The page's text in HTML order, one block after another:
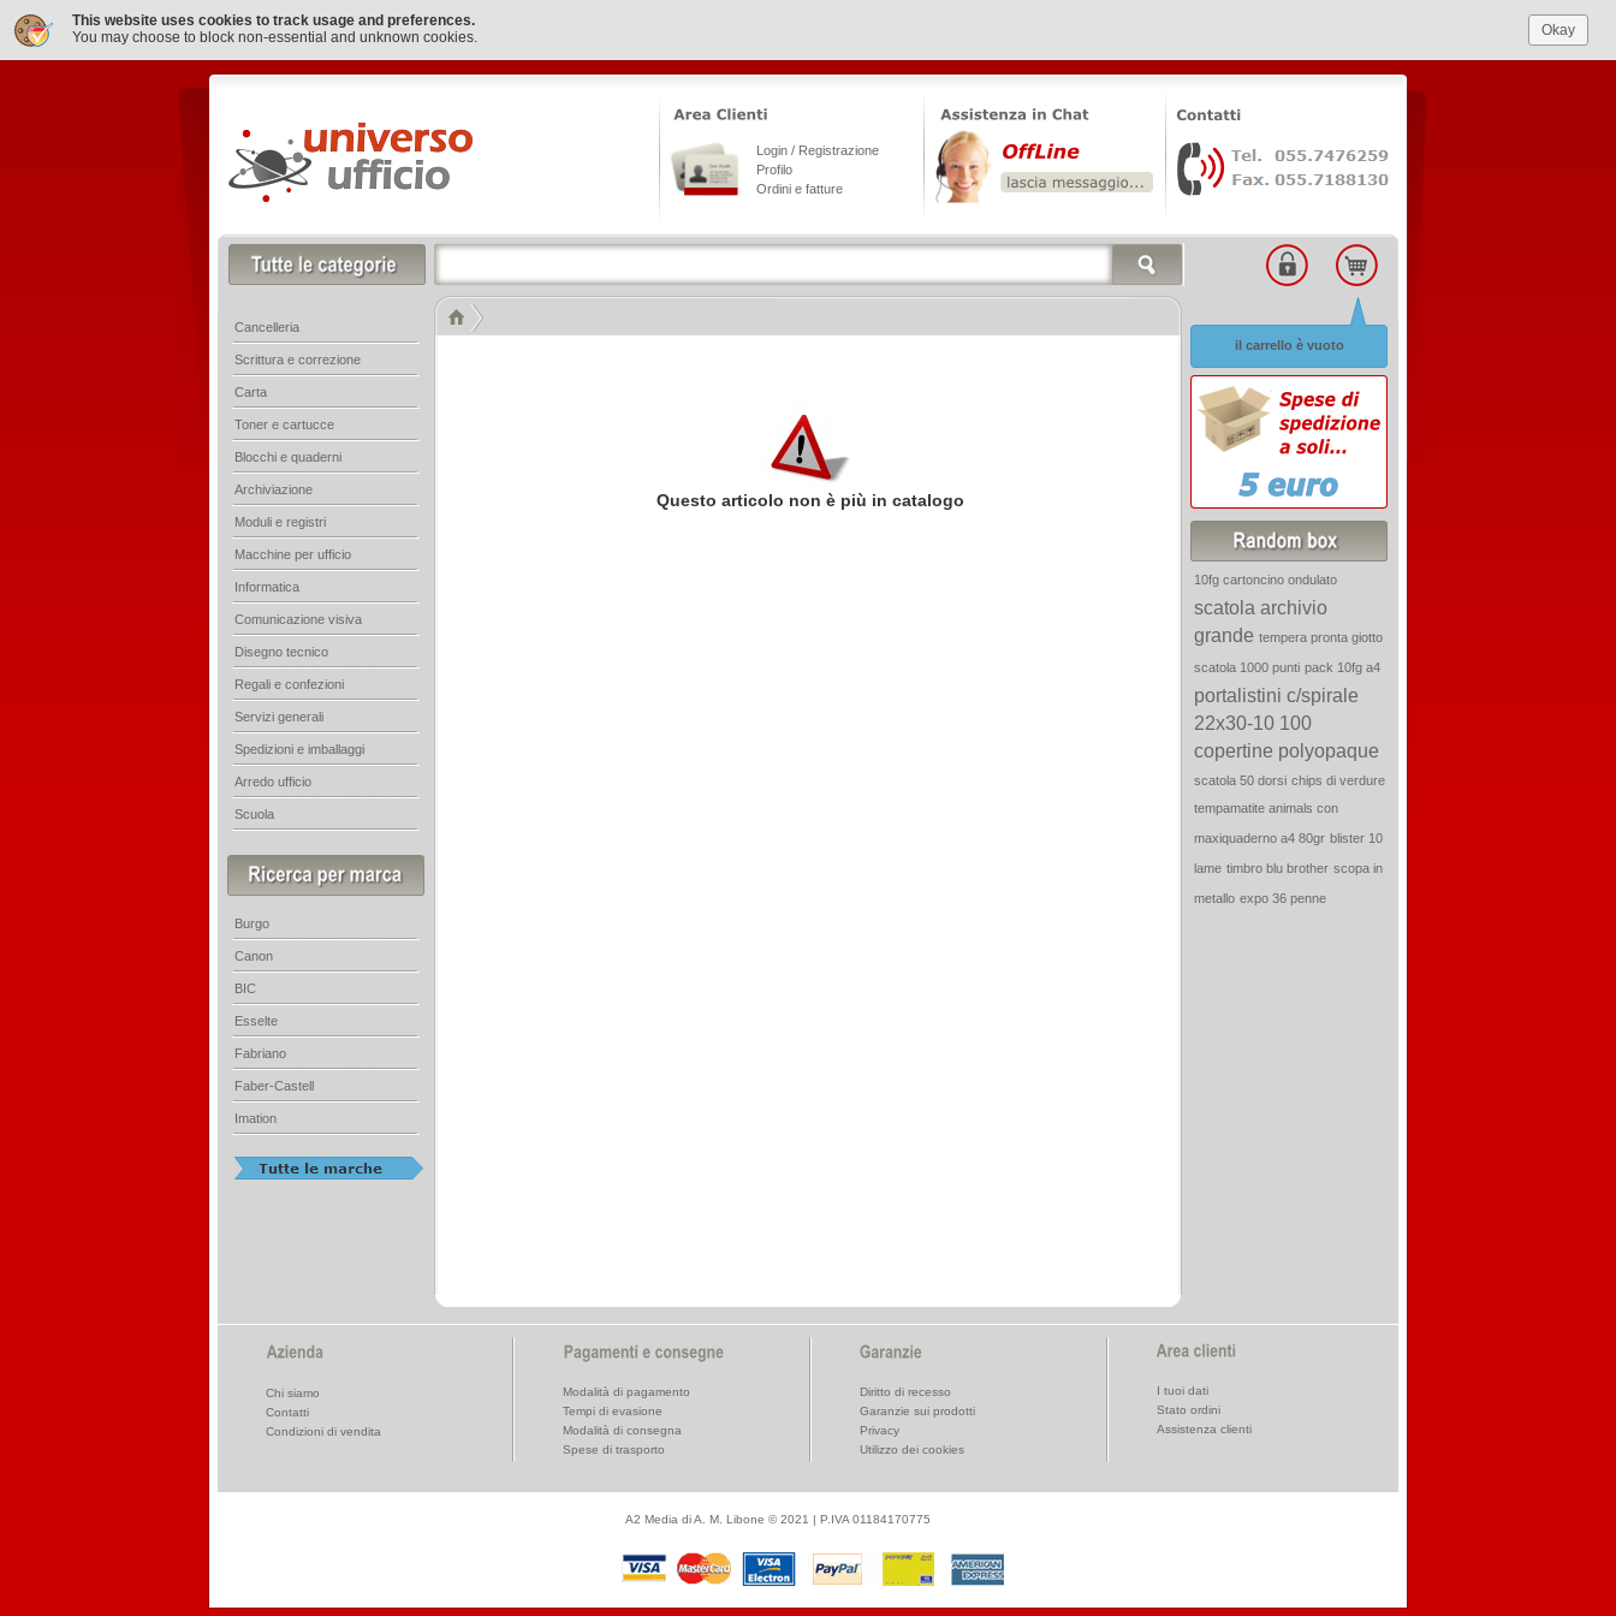
This website uses cookies to track usage and preferences.
You may choose to block non-essential and unknown cookies.
Okay
Questo articolo non è più in catalogo
Cancelleria
Scrittura e correzione
Carta
Toner e cartucce
Blocchi e quaderni
Archiviazione
Moduli e registri
Macchine per ufficio
Informatica
Comunicazione visiva
Disegno tecnico
Regali e confezioni
Servizi generali
Spedizioni e imballaggi
Arredo ufficio
Scuola
Burgo
Canon
BIC
Esselte
Fabriano
Faber-Castell
Imation
il carrello è vuoto
10fg cartoncino ondulato
scatola archivio
grande tempera pronta giotto
scatola 1000 punti pack 10fg a4
portalistini c/spirale
22x30-10 100
copertine polyopaque
scatola 50 dorsi chips di verdure
tempamatite animals con
maxiquaderno a4 80gr blister 10
lame timbro blu brother scopa in
metallo expo 36 penne
Login / Registrazione
Profilo
Ordini e fatture
Chi siamo
Contatti
Condizioni di vendita
Modalità di pagamento
Tempi di evasione
Modalità di consegna
Spese di trasporto
Diritto di recesso
Garanzie sui prodotti
Privacy
Utilizzo dei cookies
I tuoi dati
Stato ordini
Assistenza clienti
A2 Media di A. M. Libone © 2021 | P.IVA 01184170775